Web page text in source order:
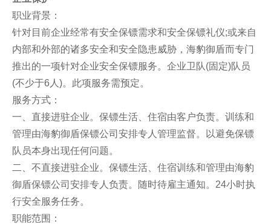
职业背景：
针对目前企业经常有安全保镖需求和安全保镖礼仪;或来自
内部和外部的诸多安全和安全隐患威胁，海豹御盾而专门
推出的一项针对企业安全保镖服务。企业卫队(固定)队员
(不少于6人)。此项服务需预定。
服务方式：
一、直接进驻企业。保镖生活、住宿由客户负责。训练和
管理由海豹御盾保镖公司安排专人管理监督。以避免保镖
队员本身出现任何问题。
二、不直接进驻企业。保镖生活、住宿训练和管理由海豹
御盾保镖公司安排专人负责。随时待雇主通知。24小时执
行安全服务任务。
职能范围：